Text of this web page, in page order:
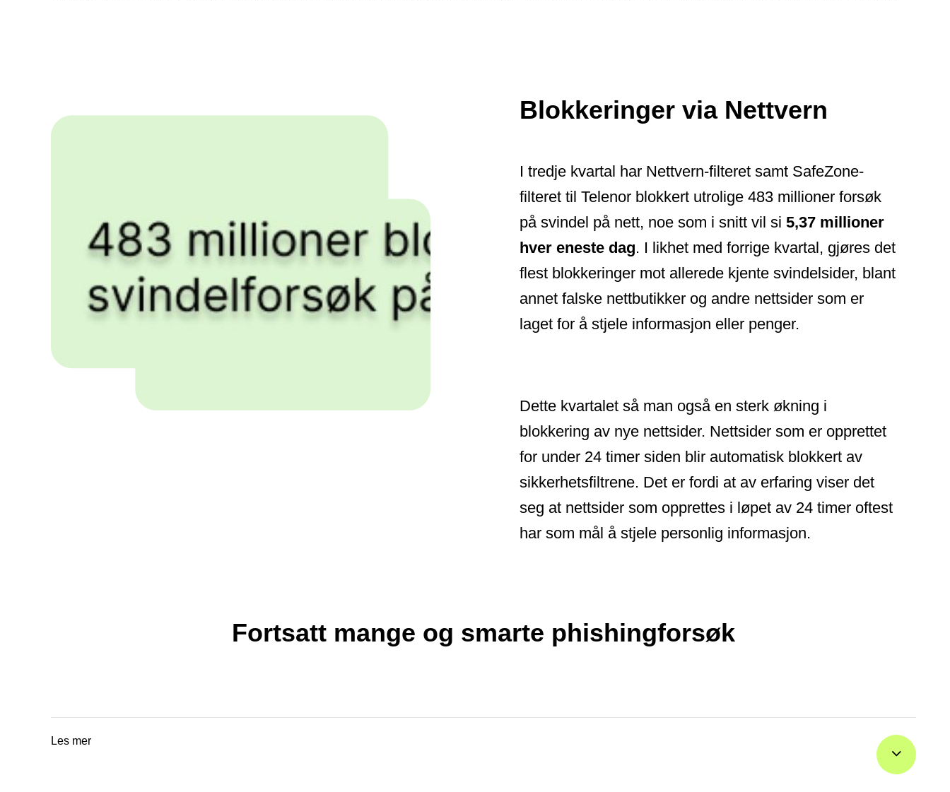
Blokkeringer via Nettvern
I tredje kvartal har Nettvern-filteret samt SafeZone-
filteret til Telenor blokkert utrolige 483 millioner forsøk
på svindel på nett, noe som i snitt vil si 5,37 millioner
hver eneste dag. I likhet med forrige kvartal, gjøres det
flest blokkeringer mot allerede kjente svindelsider, blant
annet falske nettbutikker og andre nettsider som er
laget for å stjele informasjon eller penger.
Dette kvartalet så man også en sterk økning i
blokkering av nye nettsider. Nettsider som er opprettet
for under 24 timer siden blir automatisk blokkert av
sikkerhetsfiltrene. Det er fordi at av erfaring viser det
seg at nettsider som opprettes i løpet av 24 timer oftest
har som mål å stjele personlig informasjon.
Fortsatt mange og smarte phishingforsøk
Les mer